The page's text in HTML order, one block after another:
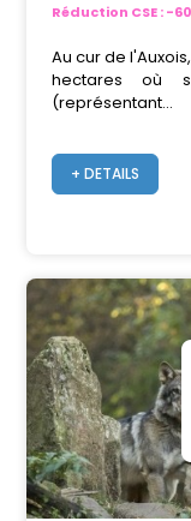
Réduction CSE : -
Au cur de
hectares où
(représentant...
+ DETAILS